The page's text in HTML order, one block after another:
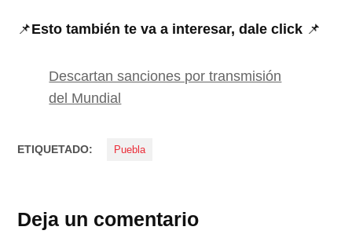
📌Esto también te va a interesar, dale click 📌
Descartan sanciones por transmisión
del Mundial
ETIQUETADO: Puebla
Deja un comentario